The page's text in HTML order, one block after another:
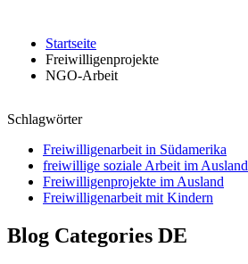
Startseite
Freiwilligenprojekte
NGO-Arbeit
Schlagwörter
Freiwilligenarbeit in Südamerika
freiwillige soziale Arbeit im Ausland
Freiwilligenprojekte im Ausland
Freiwilligenarbeit mit Kindern
Blog Categories DE